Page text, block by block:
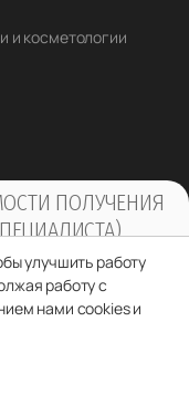
и косметологии
ПОЛУЧЕНИЯ
И
улучшить работу
работу с
нами cookies и